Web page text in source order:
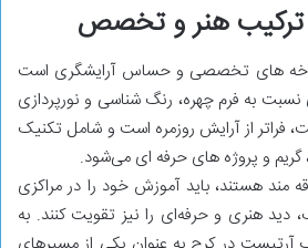
ترکیب هنر و تخصص
های تخصصی و حساس آرایشگری است
به فرم چهره، رنگ ‌شناسی و نورپردازی
فراتر از آرایش روزمره است و شامل تکنیک
و پروژه ‌های حرفه ‌ای می‌شود.
‌مند هستند، باید آموزش خود را در مراکزی
دید هنری و حرفه‌ای را نیز تقویت کنند. به